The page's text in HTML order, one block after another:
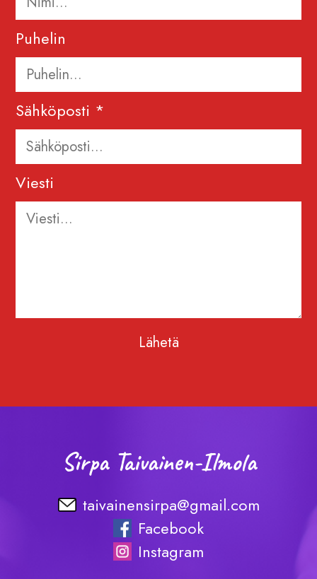
Puhelin
Sähköposti *
Viesti
Sirpa Taivainen-Ilmola
taivainensirpa@gmail.com
Facebook
Instagram